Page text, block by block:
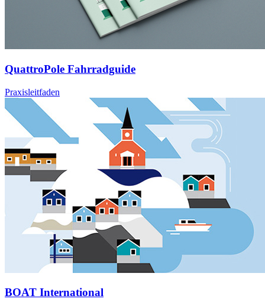
QuattroPole Fahrradguide
Praxisleitfaden
BOAT International